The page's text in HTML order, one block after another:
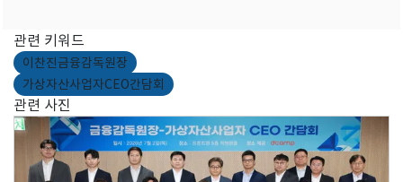
관련 키워드
이찬진금융감독원장
가상자산사업자CEO간담회
관련 사진